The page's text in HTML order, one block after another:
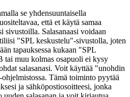
se yhdensuuntaisella
että et käytä samaa
sivustoilla. Salasanaasi voidaan
"SPL keskustelu"-sivustolla, joten
tapauksessa kukaan "SPL
tai muu kolmas osapuoli ei kysy
salasanasi. Voit käyttää "unohdin
Tämä toiminto pyytää
ja sähköpostiosoitteesi, jonka